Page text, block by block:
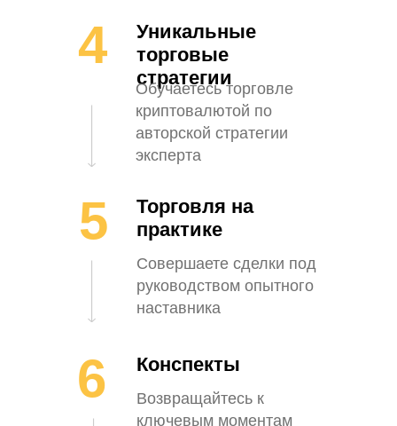
Торговля на
практике
Уникальные
торговые
стратегии
5
4
Совершаете сделки под
руководством опытного
наставника
Обучаетесь торговле
криптовалютой по
авторской стратегии
эксперта
Конспекты
6
Возвращайтесь к
ключевым моментам